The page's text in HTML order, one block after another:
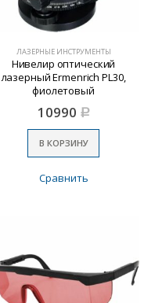
ЛАЗЕРНЫЕ ИНСТРУМЕНТЫ
Нивелир оптический
лазерный Ermenrich PL30,
фиолетовый
10990 Р
В КОРЗИНУ
Сравнить